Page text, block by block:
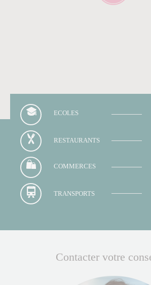
ECOLES
RESTAURANTS
COMMERCES
TRANSPORTS
Contacter votre